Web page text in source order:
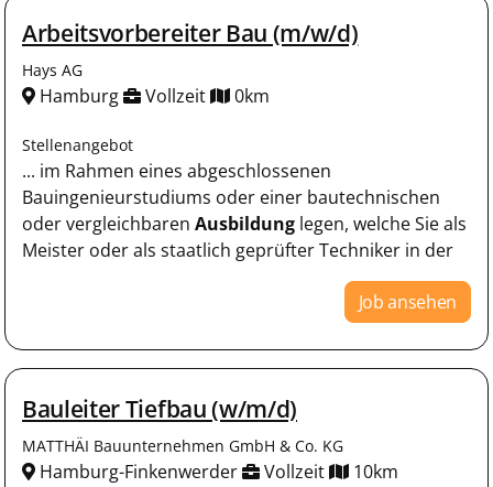
Arbeitsvorbereiter Bau (m/w/d)
Hays AG
Hamburg Vollzeit 0km
Stellenangebot
... im Rahmen eines abgeschlossenen
Bauingenieurstudiums oder einer bautechnischen
oder vergleichbaren Ausbildung legen, welche Sie als
Meister oder als staatlich geprüfter Techniker in der
Job ansehen
Bauleiter Tiefbau (w/m/d)
MATTHÄI Bauunternehmen GmbH & Co. KG
Hamburg-Finkenwerder Vollzeit 10km